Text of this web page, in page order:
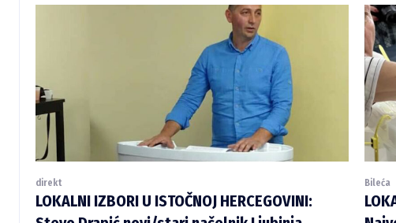
direkt
LOKALNI IZBORI U ISTOČNOJ HERCEGOVINI:
Bileća